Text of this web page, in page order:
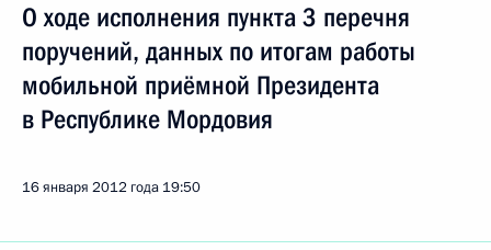
О ходе исполнения пункта 3 перечня
поручений, данных по итогам работы
мобильной приёмной Президента
в Республике Мордовия
16 января 2012 года 19:50